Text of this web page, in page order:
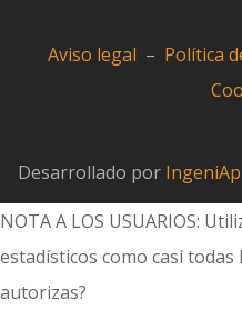
Aviso legal – Política
Desarrollado por
NOTA A LOS USUARIOS:
estadísticos como casi todas
autorizas?